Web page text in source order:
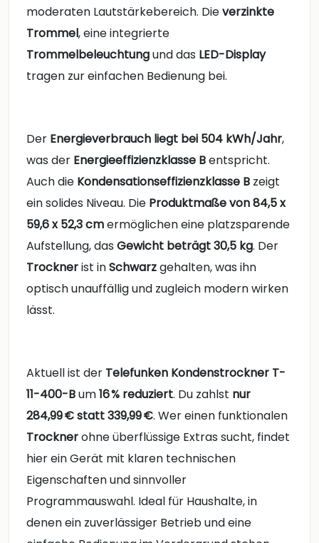
moderaten Lautstärkebereich. Dieverzinkte
Trommel, eine integrierte
Trommelbeleuchtungund das LED-Display
tragen zur einfachen Bedienung bei.
Der Energieverbrauch liegt bei 504 kWh/Jahr,
was der Energieeffizienzklasse Bentspricht.
Auch die Kondensationseffizienzklasse B zeigt
ein solides Niveau. Die Produktmaße von 84,5 x
59,6 x 52,3 cmermöglichen eine platzsparende
Aufstellung, das Gewicht beträgt 30,5 kg. Der
Trocknerist inSchwarzgehalten, was ihn
optisch unauffällig und zugleich modern wirken
lässt.
Aktuell ist der Telefunken Kondenstrockner T-
11-400-Bum16 % reduziert. Du zahlst nur
284,99 € statt 339,99 €. Wer einen funktionalen
Trocknerohne überflüssige Extras sucht, findet
hier ein Gerät mit klaren technischen
Eigenschaften und sinnvoller
Programmauswahl. Ideal für Haushalte, in
denen ein zuverlässiger Betrieb und eine